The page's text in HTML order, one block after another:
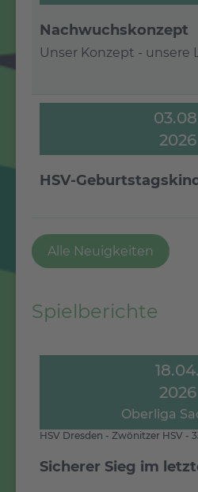
Nachwuchskonzept
Unser Konzept - unsere
2026
HSV-
Alle Neuigkeiten
Spielberichte
18.04.
2026
Oberliga
HSV Dresden - Zwönitzer HSV -
Sicherer Sieg im